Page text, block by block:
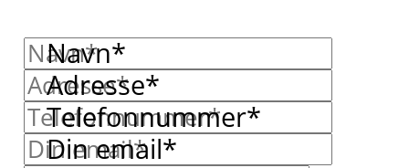
Navn*
Adresse*
Telefonnummer*
Din email*